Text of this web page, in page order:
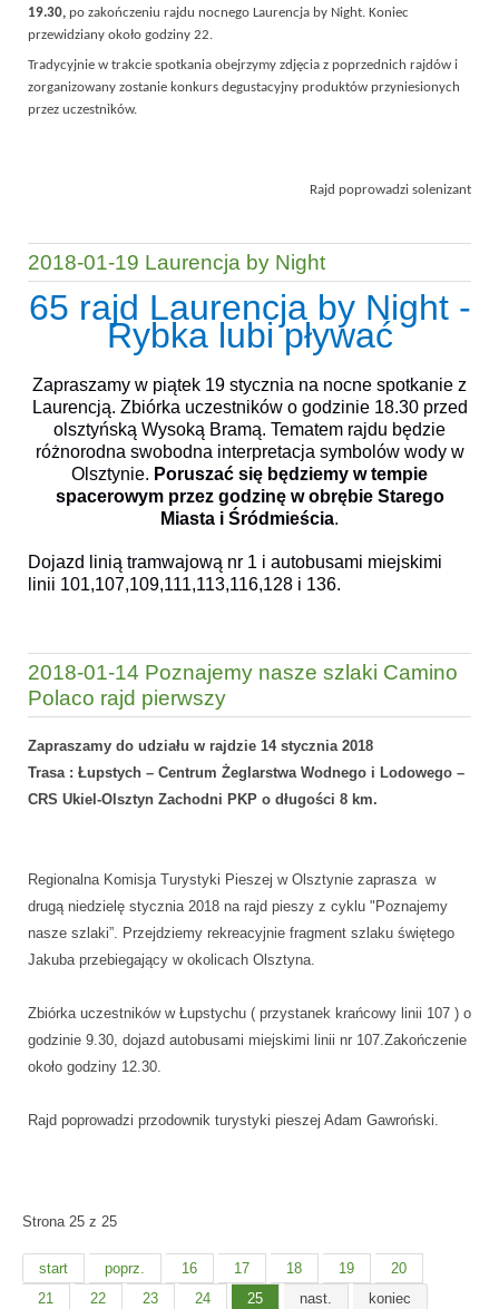
19.30, po zakończeniu rajdu nocnego Laurencja by Night. Koniec
przewidziany około godziny 22.
Tradycyjnie w trakcie spotkania obejrzymy zdjęcia z poprzednich rajdów i
zorganizowany zostanie konkurs degustacyjny produktów przyniesionych
przez uczestników.
Rajd poprowadzi solenizant
2018-01-19 Laurencja by Night
65 rajd Laurencja by Night -
Rybka lubi pływać
Zapraszamy w piątek 19 stycznia na nocne spotkanie z
Laurencją. Zbiórka uczestników o godzinie 18.30 przed
olsztyńską Wysoką Bramą. Tematem rajdu będzie
różnorodna swobodna interpretacja symbolów wody w
Olsztynie. Poruszać się będziemy w tempie
spacerowym przez godzinę w obrębie Starego
Miasta i Śródmieścia.
Dojazd linią tramwajową nr 1 i autobusami miejskimi
linii 101,107,109,111,113,116,128 i 136.
2018-01-14 Poznajemy nasze szlaki Camino
Polaco rajd pierwszy
Zapraszamy do udziału w rajdzie 14 stycznia 2018
Trasa : Łupstych – Centrum Żeglarstwa Wodnego i Lodowego –
CRS Ukiel-Olsztyn Zachodni PKP o długości 8 km.
Regionalna Komisja Turystyki Pieszej w Olsztynie zaprasza w
drugą niedzielę stycznia 2018 na rajd pieszy z cyklu "Poznajemy
nasze szlaki”. Przejdziemy rekreacyjnie fragment szlaku świętego
Jakuba przebiegający w okolicach Olsztyna.
Zbiórka uczestników w Łupstychu ( przystanek krańcowy linii 107 ) o
godzinie 9.30, dojazd autobusami miejskimi linii nr 107.Zakończenie
około godziny 12.30.
Rajd poprowadzi przodownik turystyki pieszej Adam Gawroński.
Strona 25 z 25
start poprz. 16 17 18 19
20
21
22 23 24 25 nast. koniec